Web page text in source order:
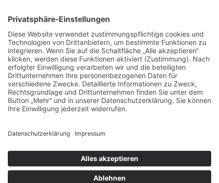
Christian Kethel
, Staatl. Geprüfter Techniker
(Maschinentechnik)
Planung / Disposition